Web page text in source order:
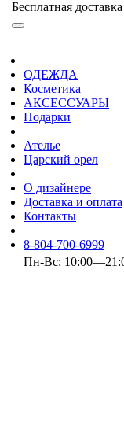
Бесплатная
ОДЕЖДА
Косметика
АКСЕССУАРЫ
Подарки
Ателье
Царский орел
О дизайнере
Доставка и оплата
Контакты
8-804-700-6999
Пн-Вс: